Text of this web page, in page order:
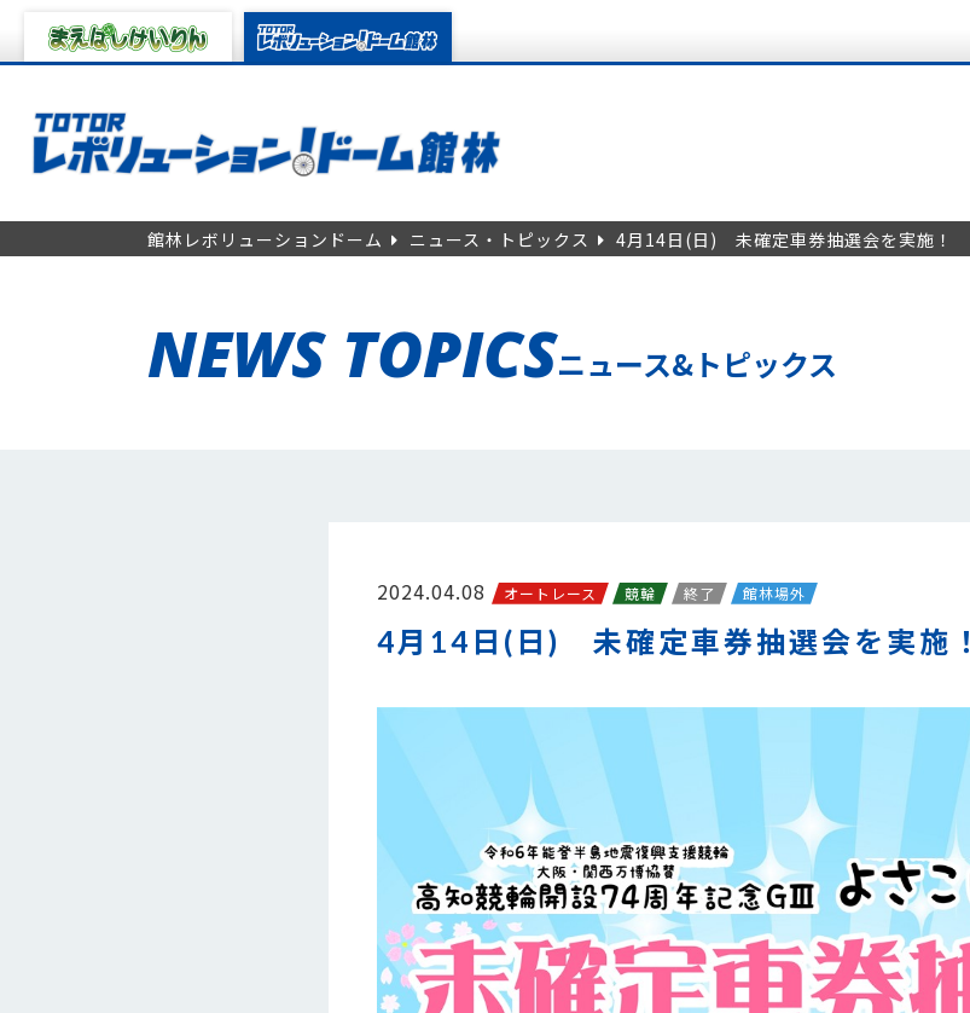
館林レボリューションドーム ニュース・トピックス 4月14日(日) 未確定車券抽選会を実施！
NEWS TOPICSニュース&トピックス
2024.04.08 オートレース 競輪 終了 館林場外
4月14日(日) 未確定車券抽選会を実施！